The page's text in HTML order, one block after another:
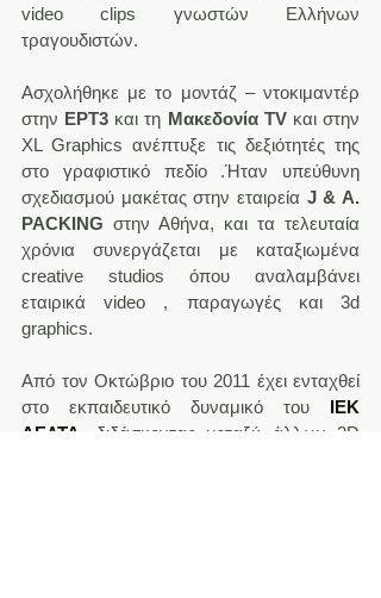
video clips γνωστών Ελλήνων
τραγουδιστών.
Ασχολήθηκε με το μοντάζ – ντοκιμαντέρ
στην ΕΡΤ3 και τη Μακεδονία TV και στην
XL Graphics ανέπτυξε τις δεξιότητές της
στο γραφιστικό πεδίο .Ήταν υπεύθυνη
σχεδιασμού μακέτας στην εταιρεία J & A.
PACKING στην Αθήνα, και τα τελευταία
χρόνια συνεργάζεται με καταξιωμένα
creative studios όπου αναλαμβάνει
εταιρικά video , παραγωγές και 3d
graphics.
Aπό τον Οκτώβριο του 2011 έχει ενταχθεί
στο εκπαιδευτικό δυναμικό του ΙΕΚ
ΔΕΛΤΑ
, διδάσκοντας μεταξύ άλλων 3D